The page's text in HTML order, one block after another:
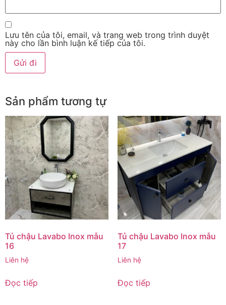
Lưu tên của tôi, email, và trang web trong trình duyệt
này cho lần bình luận kế tiếp của tôi.
Sản phẩm tương tự
Tủ chậu Lavabo Inox mẫu
16
Liên hệ
Đọc tiếp
Tủ chậu Lavabo Inox mẫu
17
Liên hệ
Đọc tiếp